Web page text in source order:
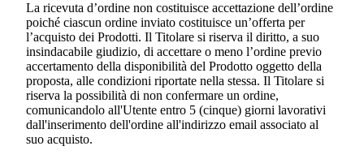
La ricevuta d’ordine non costituisce accettazione dell’ordine
poiché ciascun ordine inviato costituisce un’offerta per
l’acquisto dei Prodotti. Il Titolare si riserva il diritto, a suo
insindacabile giudizio, di accettare o meno l’ordine previo
accertamento della disponibilità del Prodotto oggetto della
proposta, alle condizioni riportate nella stessa. Il Titolare si
riserva la possibilità di non confermare un ordine,
comunicandolo all'Utente entro 5 (cinque) giorni lavorativi
dall'inserimento dell'ordine all'indirizzo email associato al
suo acquisto.